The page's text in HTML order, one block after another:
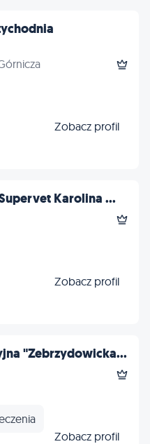
Zobacz profil
Karolina ...
Zobacz profil
"Zebrzydowicka...
Zobacz profil